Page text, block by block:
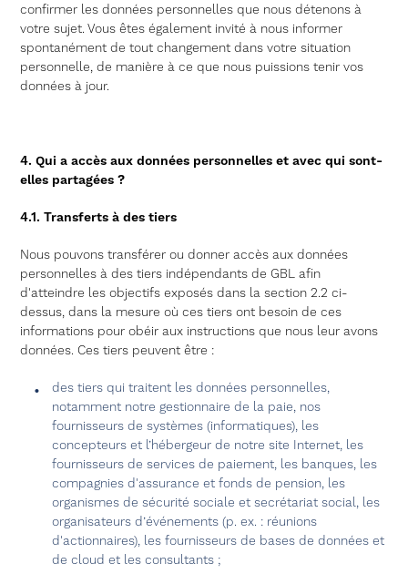
confirmer les données personnelles que nous détenons à
votre sujet. Vous êtes également invité à nous informer
spontanément de tout changement dans votre situation
personnelle, de manière à ce que nous puissions tenir vos
données à jour.
4. Qui a accès aux données personnelles et avec qui sont-
elles partagées ?
4.1. Transferts à des tiers
Nous pouvons transférer ou donner accès aux données
personnelles à des tiers indépendants de GBL afin
d'atteindre les objectifs exposés dans la section 2.2 ci-
dessus, dans la mesure où ces tiers ont besoin de ces
informations pour obéir aux instructions que nous leur avons
données. Ces tiers peuvent être :
des tiers qui traitent les données personnelles,
notamment notre gestionnaire de la paie, nos
fournisseurs de systèmes (informatiques), les
concepteurs et l’hébergeur de notre site Internet, les
fournisseurs de services de paiement, les banques, les
compagnies d'assurance et fonds de pension, les
organismes de sécurité sociale et secrétariat social, les
organisateurs d’événements (p. ex. : réunions
d'actionnaires), les fournisseurs de bases de données et
de cloud et les consultants ;